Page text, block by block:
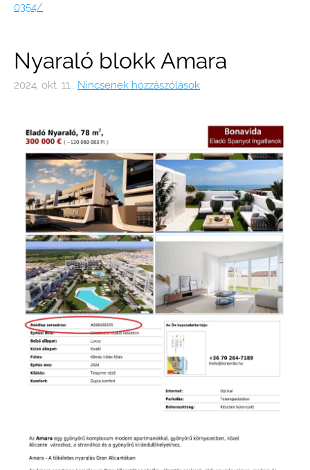
0354/
Nyaraló blokk Amara
2024. okt. 11., Nincsenek hozzászólások